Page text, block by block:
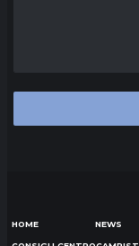
HOME NEWS